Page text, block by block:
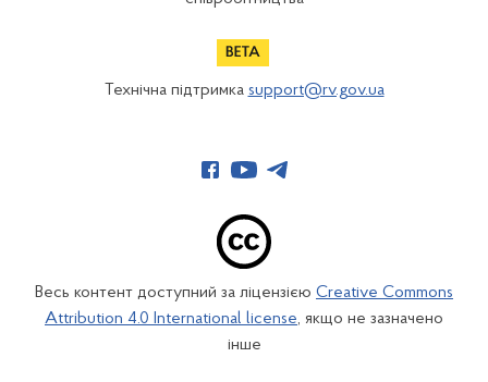
Технічна підтримка support@rv.gov.ua
Весь контент доступний за ліцензією Creative Commons
Attribution 4.0 International license, якщо не зазначено
інше